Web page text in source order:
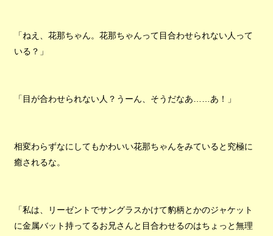
「ねえ、花那ちゃん。花那ちゃんって目合わせられない人って
いる？」
「目が合わせられない人？うーん、そうだなあ……あ！」
相変わらずなにしてもかわいい花那ちゃんをみていると究極に
癒されるな。
「私は、リーゼントでサングラスかけて豹柄とかのジャケット
に金属バット持ってるお兄さんと目合わせるのはちょっと無理